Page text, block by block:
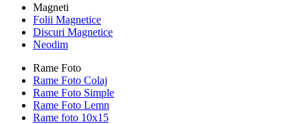
Magneti
Folii Magnetice
Discuri Magnetice
Neodim
Rame Foto
Rame Foto Colaj
Rame Foto Simple
Rame Foto Lemn
Rame foto 10x15